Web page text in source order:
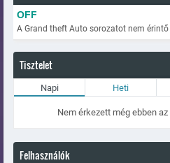
OFF
A Grand theft Auto sorozatot nem érintő
Tisztelet
Napi Heti
Nem érkezett még ebben
Felhasználók